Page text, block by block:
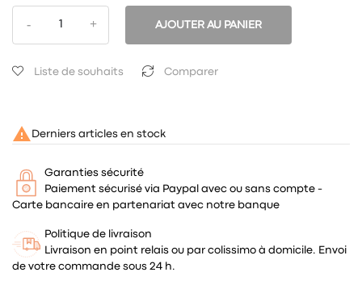
AJOUTER AU PANIER
Liste de souhaits Comparer
 Derniers articles en stock
Garanties sécurité
Paiement sécurisé via Paypal avec ou sans compte -
Carte bancaire en partenariat avec notre banque
Politique de livraison
Livraison en point relais ou par colissimo à domicile. Envoi
de votre commande sous 24 h.